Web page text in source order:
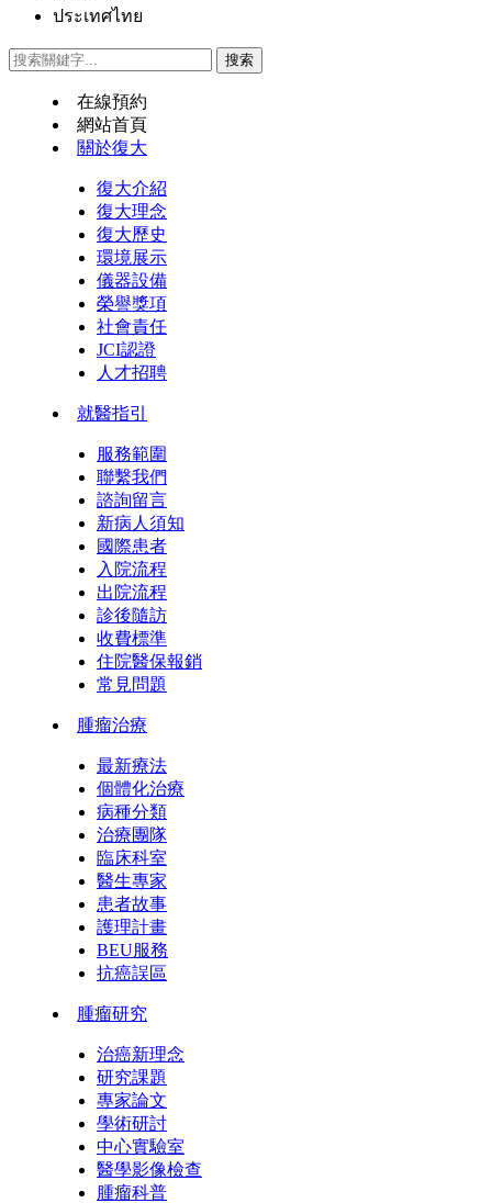
ประเทศไทย
在線預約
網站首頁
關於復大
復大介紹
復大理念
復大歷史
環境展示
儀器設備
榮譽獎項
社會責任
JCI認證
人才招聘
就醫指引
服務範圍
聯繫我們
諮詢留言
新病人須知
國際患者
入院流程
出院流程
診後隨訪
收費標準
住院醫保報銷
常見問題
腫瘤治療
最新療法
個體化治療
病種分類
治療團隊
臨床科室
醫生專家
患者故事
護理計畫
BEU服務
抗癌誤區
腫瘤研究
治癌新理念
研究課題
專家論文
學術研討
中心實驗室
醫學影像檢查
腫瘤科普